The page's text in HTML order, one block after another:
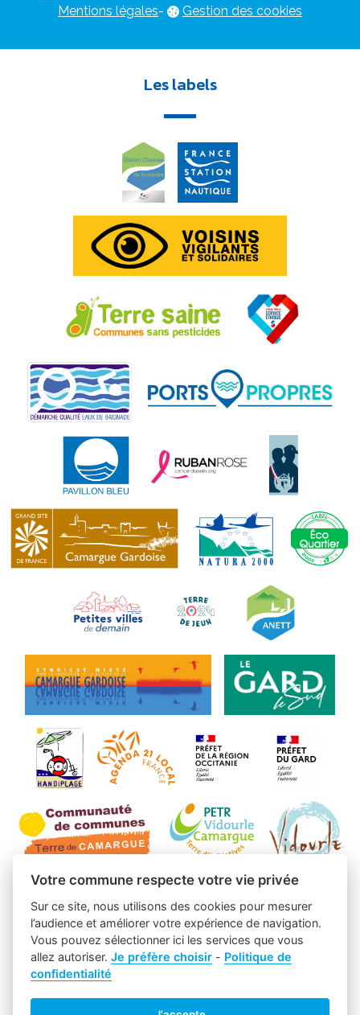
Mentions légales- Gestion des cookies
Les labels
Votre commune respecte votre vie privée
Sur ce site, nous utilisons des cookies pour mesurer
l’audience et améliorer votre expérience de navigation.
Vous pouvez sélectionner ici les services que vous
allez autoriser.Je préfère choisir - Politique de
confidentialité